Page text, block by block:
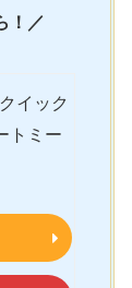
！／
イック
トミー